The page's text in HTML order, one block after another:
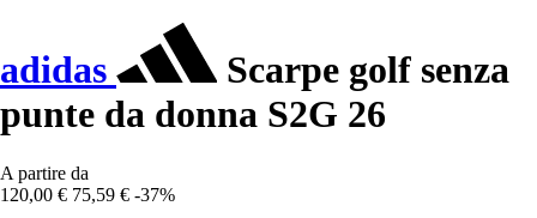
adidas
Scarpe golf senza
punte da donna S2G 26
A partire da
120,00 € 75,59 € -37%